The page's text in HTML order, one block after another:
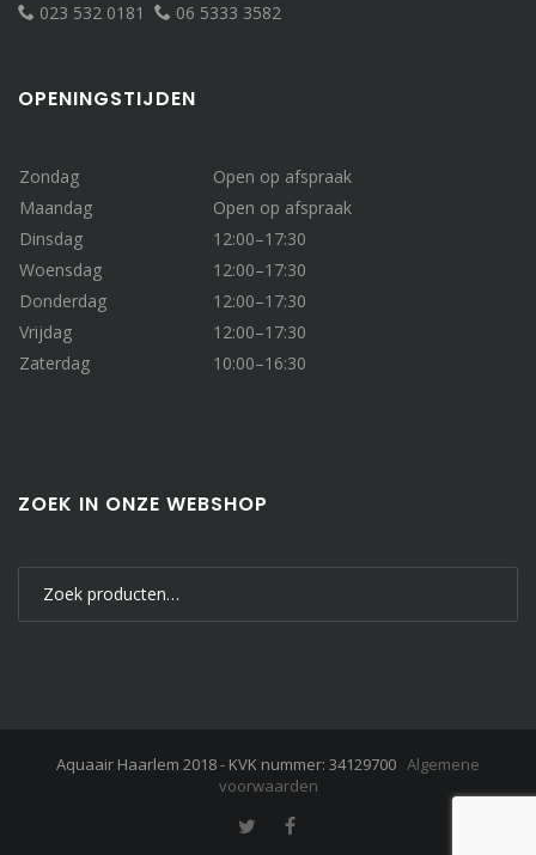
023 532 0181
06 5333 3582
OPENINGSTIJDEN
Zondag
Open op afspraak
Maandag
Open op afspraak
Dinsdag
12:00–17:30
Woensdag
12:00–17:30
Donderdag
12:00–17:30
Vrijdag
12:00–17:30
Zaterdag
10:00–16:30
ZOEK IN ONZE WEBSHOP
Aquaair Haarlem 2018 - KVK nummer: 34129700 Algemene
voorwaarden